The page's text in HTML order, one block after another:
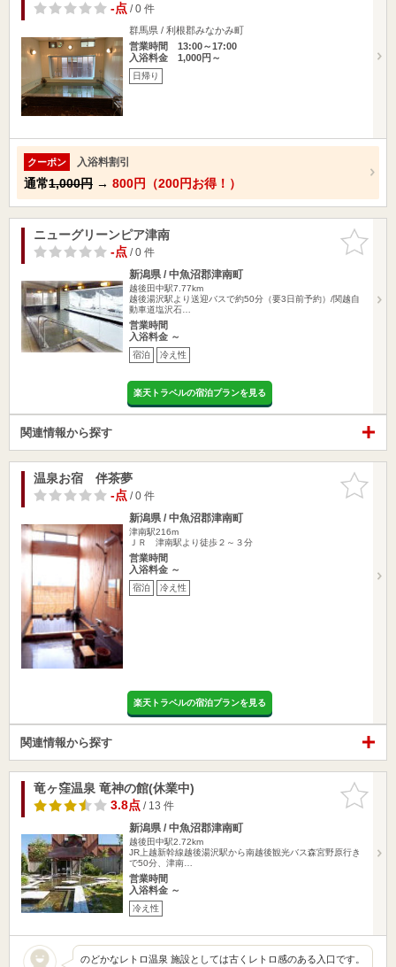
-点/ 0 件
群馬県 / 利根郡みなかみ町
営業時間 13:00～17:00
入浴料金 1,000円～
日帰り
クーポン 入浴料割引
通常1,000円 → 800円（200円お得！）
お気に入
りに追加
ニューグリーンピア津南
-点/ 0 件
新潟県 / 中魚沼郡津南町
越後田中駅7.77km
越後湯沢駅より送迎バスで約50分（要3日前予約）/関越自
動車道塩沢石…
営業時間
入浴料金 ～
宿泊 冷え性
楽天トラベルの宿泊プランを見る
関連情報から探す
お気に入
りに追加
温泉お宿 伴茶夢
-点/ 0 件
新潟県 / 中魚沼郡津南町
津南駅216m
ＪＲ 津南駅より徒歩２～３分
営業時間
入浴料金 ～
宿泊 冷え性
楽天トラベルの宿泊プランを見る
関連情報から探す
お気に入
りに追加
竜ヶ窪温泉 竜神の館(休業中)
3.8点/ 13 件
新潟県 / 中魚沼郡津南町
越後田中駅2.72km
JR上越新幹線越後湯沢駅から南越後観光バス森宮野原行き
で50分、津南…
営業時間
入浴料金 ～
冷え性
のどかなレトロ温泉 施設としては古くレトロ感のある入口です。